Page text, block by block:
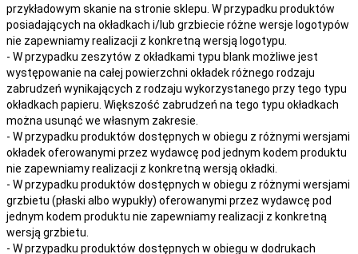
przykładowym skanie na stronie sklepu. W przypadku produktów
posiadających na okładkach i/lub grzbiecie różne wersje logotypów
nie zapewniamy realizacji z konkretną wersją logotypu.
- W przypadku zeszytów z okładkami typu blank możliwe jest
występowanie na całej powierzchni okładek różnego rodzaju
zabrudzeń wynikających z rodzaju wykorzystanego przy tego typu
okładkach papieru. Większość zabrudzeń na tego typu okładkach
można usunąć we własnym zakresie.
- W przypadku produktów dostępnych w obiegu z różnymi wersjami
okładek oferowanymi przez wydawcę pod jednym kodem produktu
nie zapewniamy realizacji z konkretną wersją okładki.
- W przypadku produktów dostępnych w obiegu z różnymi wersjami
grzbietu (płaski albo wypukły) oferowanymi przez wydawcę pod
jednym kodem produktu nie zapewniamy realizacji z konkretną
wersją grzbietu.
- W przypadku produktów dostępnych w obiegu w dodrukach